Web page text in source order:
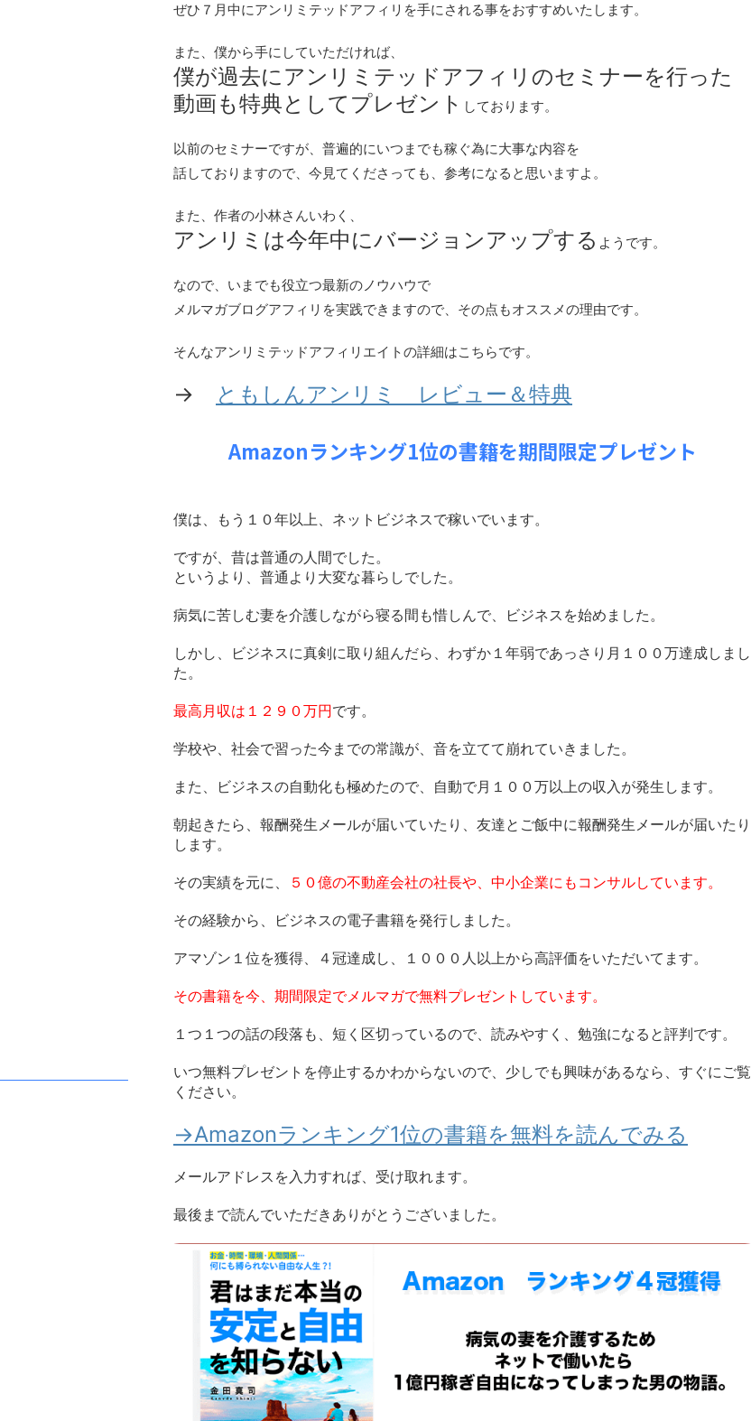
ぜひ７月中にアンリミテッドアフィリを手にされる事をおすすめいたします。
また、僕から手にしていただければ、
僕が過去にアンリミテッドアフィリのセミナーを行った
動画も特典としてプレゼント しております。
以前のセミナーですが、普遍的にいつまでも稼ぐ為に大事な内容を
話しておりますので、今見てくださっても、参考になると思いますよ。
また、作者の小林さんいわく、
アンリミは今年中にバージョンアップする ようです。
なので、いまでも役立つ最新のノウハウで
メルマガブログアフィリを実践できますので、その点もオススメの理由です。
そんなアンリミテッドアフィリエイトの詳細はこちらです。
→ ともしんアンリミ レビュー＆特典
Amazonランキング1位の書籍を期間限定プレゼント
僕は、もう１０年以上、ネットビジネスで稼いでいます。
ですが、昔は普通の人間でした。
というより、普通より大変な暮らしでした。
病気に苦しむ妻を介護しながら寝る間も惜しんで、ビジネスを始めました。
しかし、ビジネスに真剣に取り組んだら、わずか１年弱であっさり月１００万達成しまし
た。
最高月収は１２９０万円です。
学校や、社会で習った今までの常識が、音を立てて崩れていきました。
また、ビジネスの自動化も極めたので、自動で月１００万以上の収入が発生します。
朝起きたら、報酬発生メールが届いていたり、友達とご飯中に報酬発生メールが届いたり
します。
その実績を元に、 ５０億の不動産会社の社長や、中小企業にもコンサルしています。
その経験から、ビジネスの電子書籍を発行しました。
アマゾン１位を獲得、４冠達成し、１０００人以上から高評価をいただいてます。
その書籍を今、期間限定でメルマガで無料プレゼントしています。
１つ１つの話の段落も、短く区切っているので、読みやすく、勉強になると評判です。
いつ無料プレゼントを停止するかわからないので、少しでも興味があるなら、すぐにご覧
ください。
→Amazonランキング1位の書籍を無料を読んでみる
メールアドレスを入力すれば、受け取れます。
最後まで読んでいただきありがとうございました。